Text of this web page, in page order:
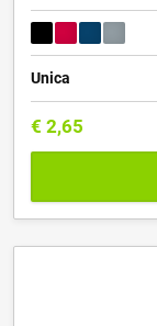
Unica
€ 2,65